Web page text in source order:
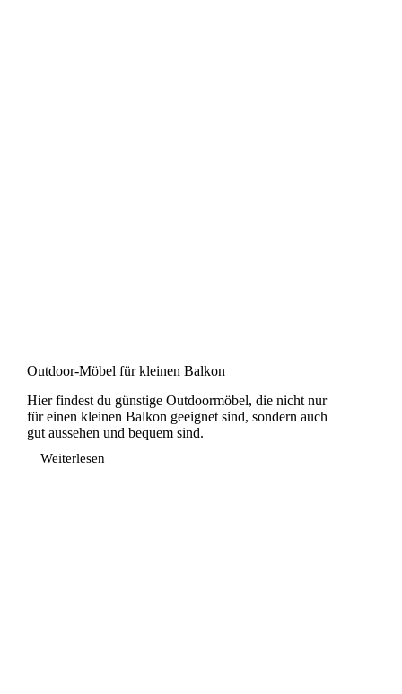
Outdoor-Möbel für kleinen Balkon
Hier findest du günstige Outdoormöbel, die nicht nur
für einen kleinen Balkon geeignet sind, sondern auch
gut aussehen und bequem sind.
Weiterlesen
Outdoor-